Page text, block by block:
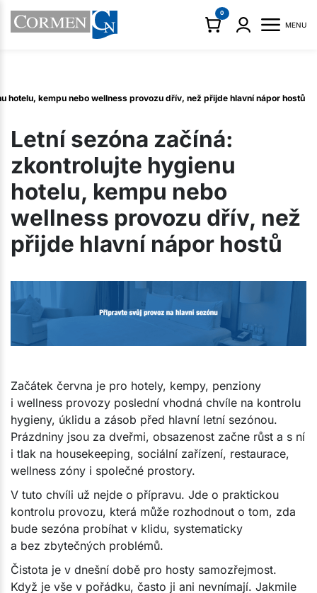
0
MENU
hotelu, kempu nebo wellness provozu dřív, než přijde hlavní nápor hostů
Letní sezóna začíná:
zkontrolujte hygienu
hotelu, kempu nebo
wellness provozu dřív, než
přijde hlavní nápor hostů
Začátek června je pro hotely, kempy, penziony
i wellness provozy poslední vhodná chvíle na kontrolu
hygieny, úklidu a zásob před hlavní letní sezónou.
Prázdniny jsou za dveřmi, obsazenost začne růst a s ní
i tlak na housekeeping, sociální zařízení, restaurace,
wellness zóny i společné prostory.
V tuto chvíli už nejde o přípravu. Jde o praktickou
kontrolu provozu, která může rozhodnout o tom, zda
bude sezóna probíhat v klidu, systematicky
a bez zbytečných problémů.
Čistota je v dnešní době pro hosty samozřejmost.
Když je vše v pořádku, často ji ani nevnímají. Jakmile